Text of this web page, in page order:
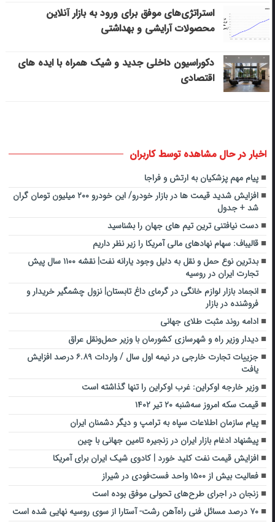
استراتژی‌های موفق برای ورود به بازار آنلاین
محصولات آرایشی و بهداشتی
دکوراسیون داخلی جدید و شیک همراه با ایده های
اقتصادی
اخبار در حال مشاهده توسط کاربران
پیام مهم پزشکیان به ارتش و فراجا
افزایش شدید قیمت ها در بازار خودرو/ این خودرو ۲۰۰ میلیون تومان گران
شد + جدول
دست نیافتنی ترین تیم های جهان را بشناسید
قالیباف: سهام‌ نهادهای مالی آمریکا را زیر نظر داریم
بدترین نوع حمل و نقل به دلیل وجود یارانه نفت| نقشه ١١٠٠ سال پیش
تجارت ایران در روسیه
انجماد بازار لوازم خانگی در گرمای داغ تابستان| نزول چشمگیر خریدار و
فروشنده در بازار
ادامه روند مثبت طلای جهانی
دیدار وزیر راه و شهرسازی کشورمان با وزیر حمل‌ونقل عراق
جزییات تجارت خارجی در نیمه اول سال / واردات ۶.۸۹ درصد افزایش
یافت
وزیر خارجه اوکراین: غرب اوکراین را تنها گذاشته است
قیمت سکه امروز سه‌شنبه ۲۰ تیر ۱۴۰۲
پیام سازمان اطلاعات سپاه به ترامپ و دیگر دشمنان ایران
پیشنهاد ادغام بازار ایران در زنجیره تامین جهانی با چین
افزایش قیمت نفت کلید خورد | کادوی شیک ایران برای آمریکا
فعالیت بیش از ۱۵۰۰ واحد فست‌فودی در شیراز
زنجان در اجرای طرح‌های تحولی موفق بوده است
۷۰ درصد مسائل فنی راه‌آهن رشت- آستارا از سوی روسیه نهایی شده است